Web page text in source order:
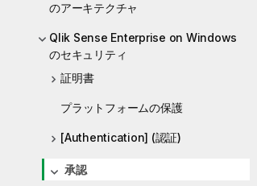
のアーキテクチャ
Qlik Sense Enterprise on Windows
のセキュリティ
証明書
プラットフォームの保護
[Authentication] (認証)
承認